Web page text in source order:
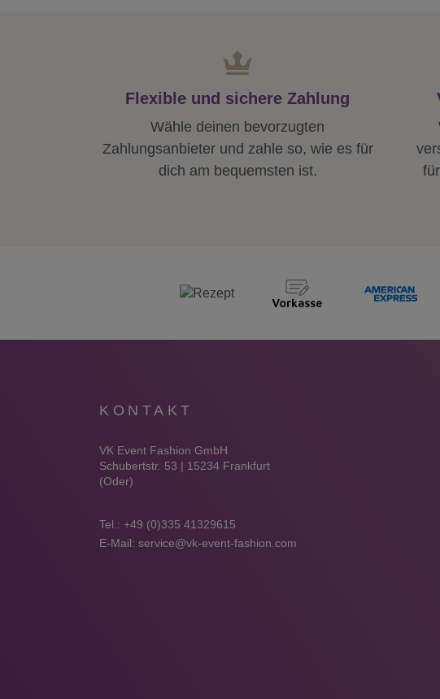
Flexible und sichere Zahlung
Wähle deinen bevorzugten
Zahlungsanbieter und zahle so, wie es für
dich am bequemsten ist.
KONTAKT
VK Event Fashion GmbH
Schubertstr. 53 | 15234 Frankfurt
(Oder)
Tel.: +49 (0)335 41329615
E-Mail: service@vk-event-fashion.com